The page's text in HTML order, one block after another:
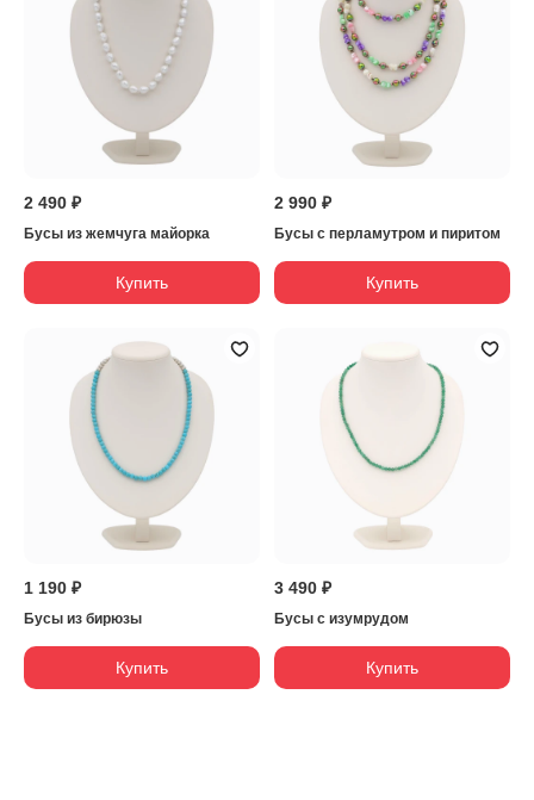
2 490 ₽
Бусы из жемчуга майорка
Купить
2 990 ₽
Бусы с перламутром и пиритом
Купить
1 190 ₽
Бусы из бирюзы
Купить
3 490 ₽
Бусы с изумрудом
Купить